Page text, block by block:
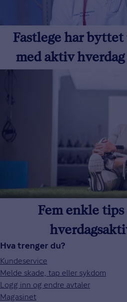
Fastlege har
med aktiv
Fem enkle
Hva trenger du?
Kundeservice
Melde skade, tap eller sykdom
Logg inn og endre avtaler
Magasinet